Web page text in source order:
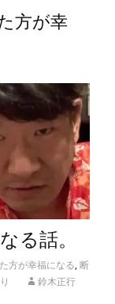
方が幸
る話。
方が幸福になる,断
鈴木正行